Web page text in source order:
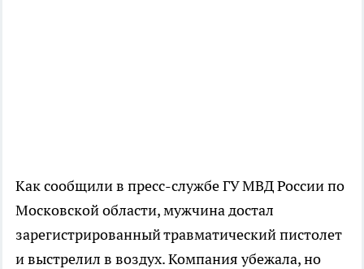
Как сообщили в пресс-службе ГУ МВД России по
Московской области, мужчина достал
зарегистрированный травматический пистолет
и выстрелил в воздух. Компания убежала, но